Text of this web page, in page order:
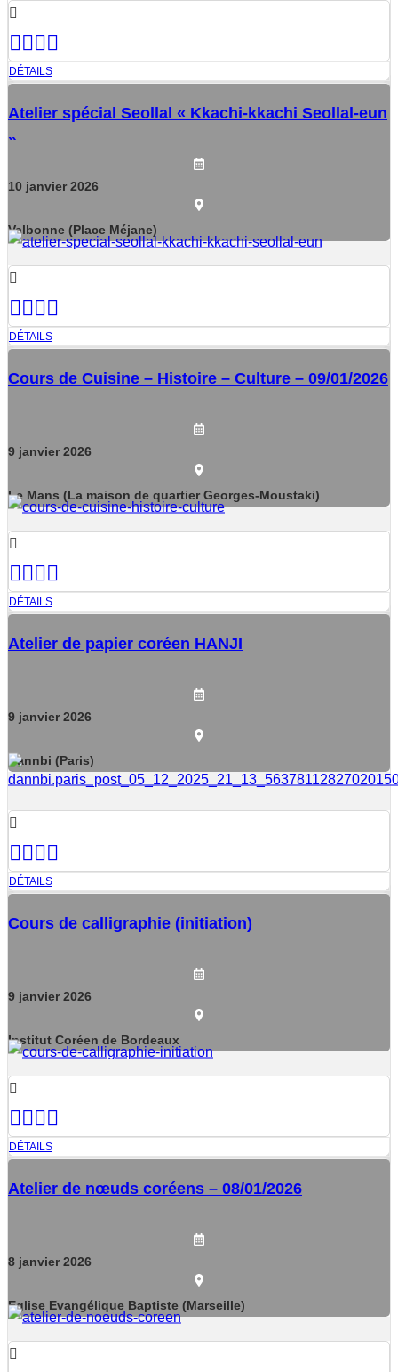
DÉTAILS
Atelier spécial Seollal « Kkachi-kkachi Seollal-eun
»
10 janvier 2026
Valbonne (Place Méjane)
DÉTAILS
Cours de Cuisine – Histoire – Culture – 09/01/2026
9 janvier 2026
Le Mans (La maison de quartier Georges-Moustaki)
DÉTAILS
Atelier de papier coréen HANJI
9 janvier 2026
Dannbi (Paris)
DÉTAILS
Cours de calligraphie (initiation)
9 janvier 2026
Institut Coréen de Bordeaux
DÉTAILS
Atelier de nœuds coréens – 08/01/2026
8 janvier 2026
Eglise Evangélique Baptiste (Marseille)